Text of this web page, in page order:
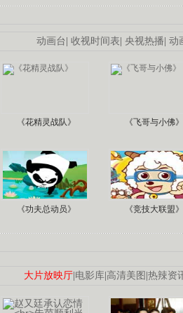
动画台| 收视时间表| 央视热播| 动
《花精灵战队》 《飞哥与小佛》
《功夫总动员》 《竞技大联盟》
大片放映厅|电影库|高清美图 |热辣资